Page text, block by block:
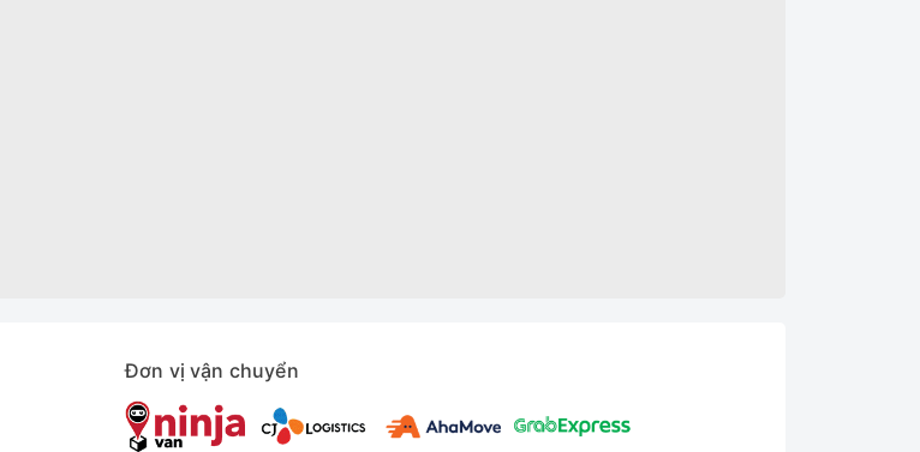
Đơn vị vận chuyển